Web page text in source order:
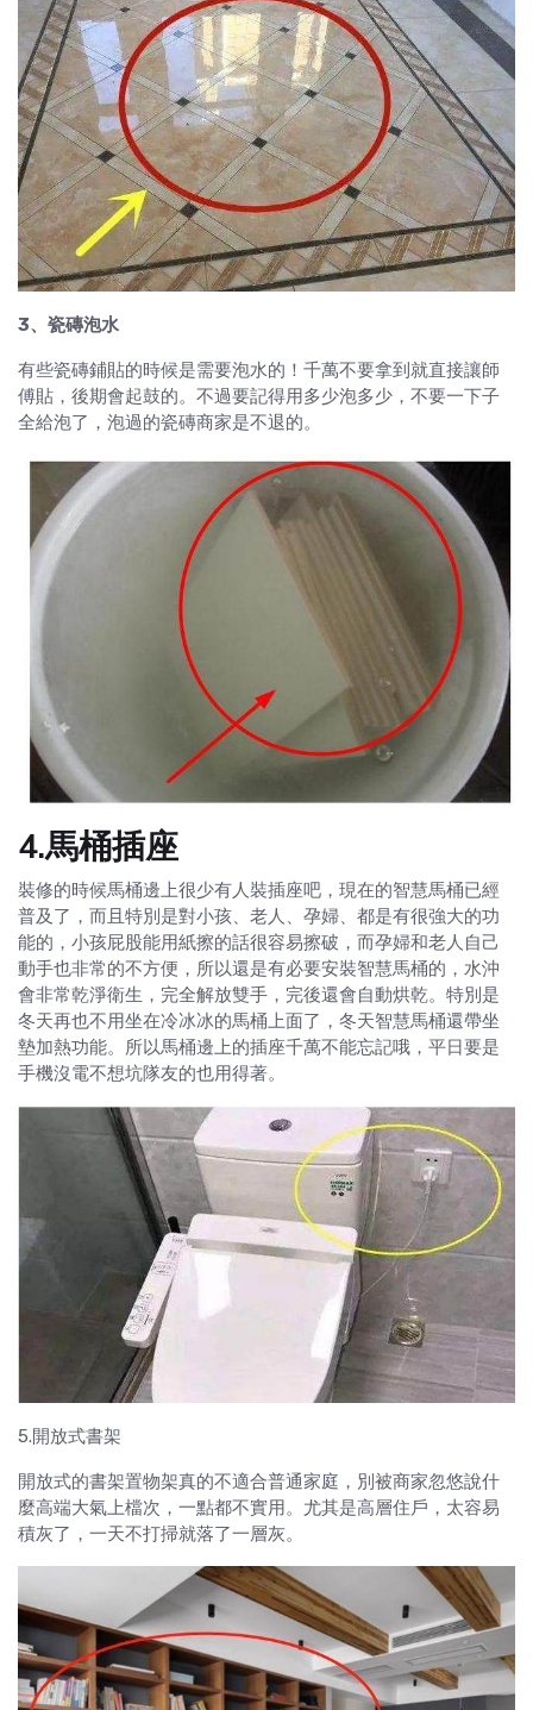
3、瓷磚泡水
有些瓷磚鋪貼的時候是需要泡水的！千萬不要拿到就直接讓師
傅貼，後期會起鼓的。不過要記得用多少泡多少，不要一下子
全給泡了，泡過的瓷磚商家是不退的。
4.馬桶插座
裝修的時候馬桶邊上很少有人裝插座吧，現在的智慧馬桶已經
普及了，而且特別是對小孩、老人、孕婦、都是有很強大的功
能的，小孩屁股能用紙擦的話很容易擦破，而孕婦和老人自己
動手也非常的不方便，所以還是有必要安裝智慧馬桶的，水沖
會非常乾淨衛生，完全解放雙手，完後還會自動烘乾。特別是
冬天再也不用坐在冷冰冰的馬桶上面了，冬天智慧馬桶還帶坐
墊加熱功能。所以馬桶邊上的插座千萬不能忘記哦，平日要是
手機沒電不想坑隊友的也用得著。
5.開放式書架
開放式的書架置物架真的不適合普通家庭，別被商家忽悠說什
麼高端大氣上檔次，一點都不實用。尤其是高層住戶，太容易
積灰了，一天不打掃就落了一層灰。